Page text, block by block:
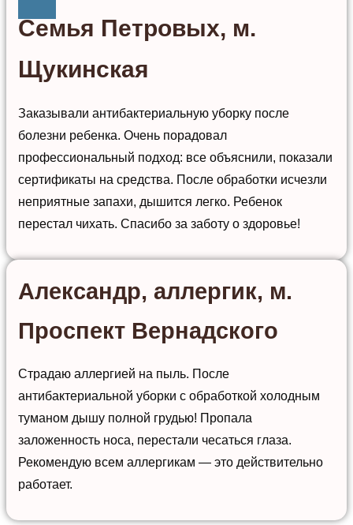
Семья Петровых, м.
Щукинская
Заказывали антибактериальную уборку после
болезни ребенка. Очень порадовал
профессиональный подход: все объяснили, показали
сертификаты на средства. После обработки исчезли
неприятные запахи, дышится легко. Ребенок
перестал чихать. Спасибо за заботу о здоровье!
Александр, аллергик, м.
Проспект Вернадского
Страдаю аллергией на пыль. После
антибактериальной уборки с обработкой холодным
туманом дышу полной грудью! Пропала
заложенность носа, перестали чесаться глаза.
Рекомендую всем аллергикам — это действительно
работает.